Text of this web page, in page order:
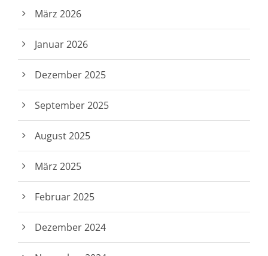
März 2026
Januar 2026
Dezember 2025
September 2025
August 2025
März 2025
Februar 2025
Dezember 2024